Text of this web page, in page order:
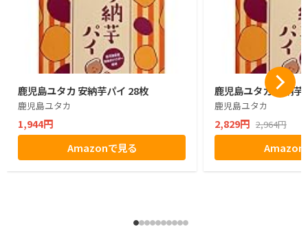
鹿児島ユタカ 安納芋パイ 28枚
鹿児島ユタカ
1,944円
Amazonで見る
鹿児島ユタカ 安納
鹿児島ユタカ
2,829円 2,964円
Amazon